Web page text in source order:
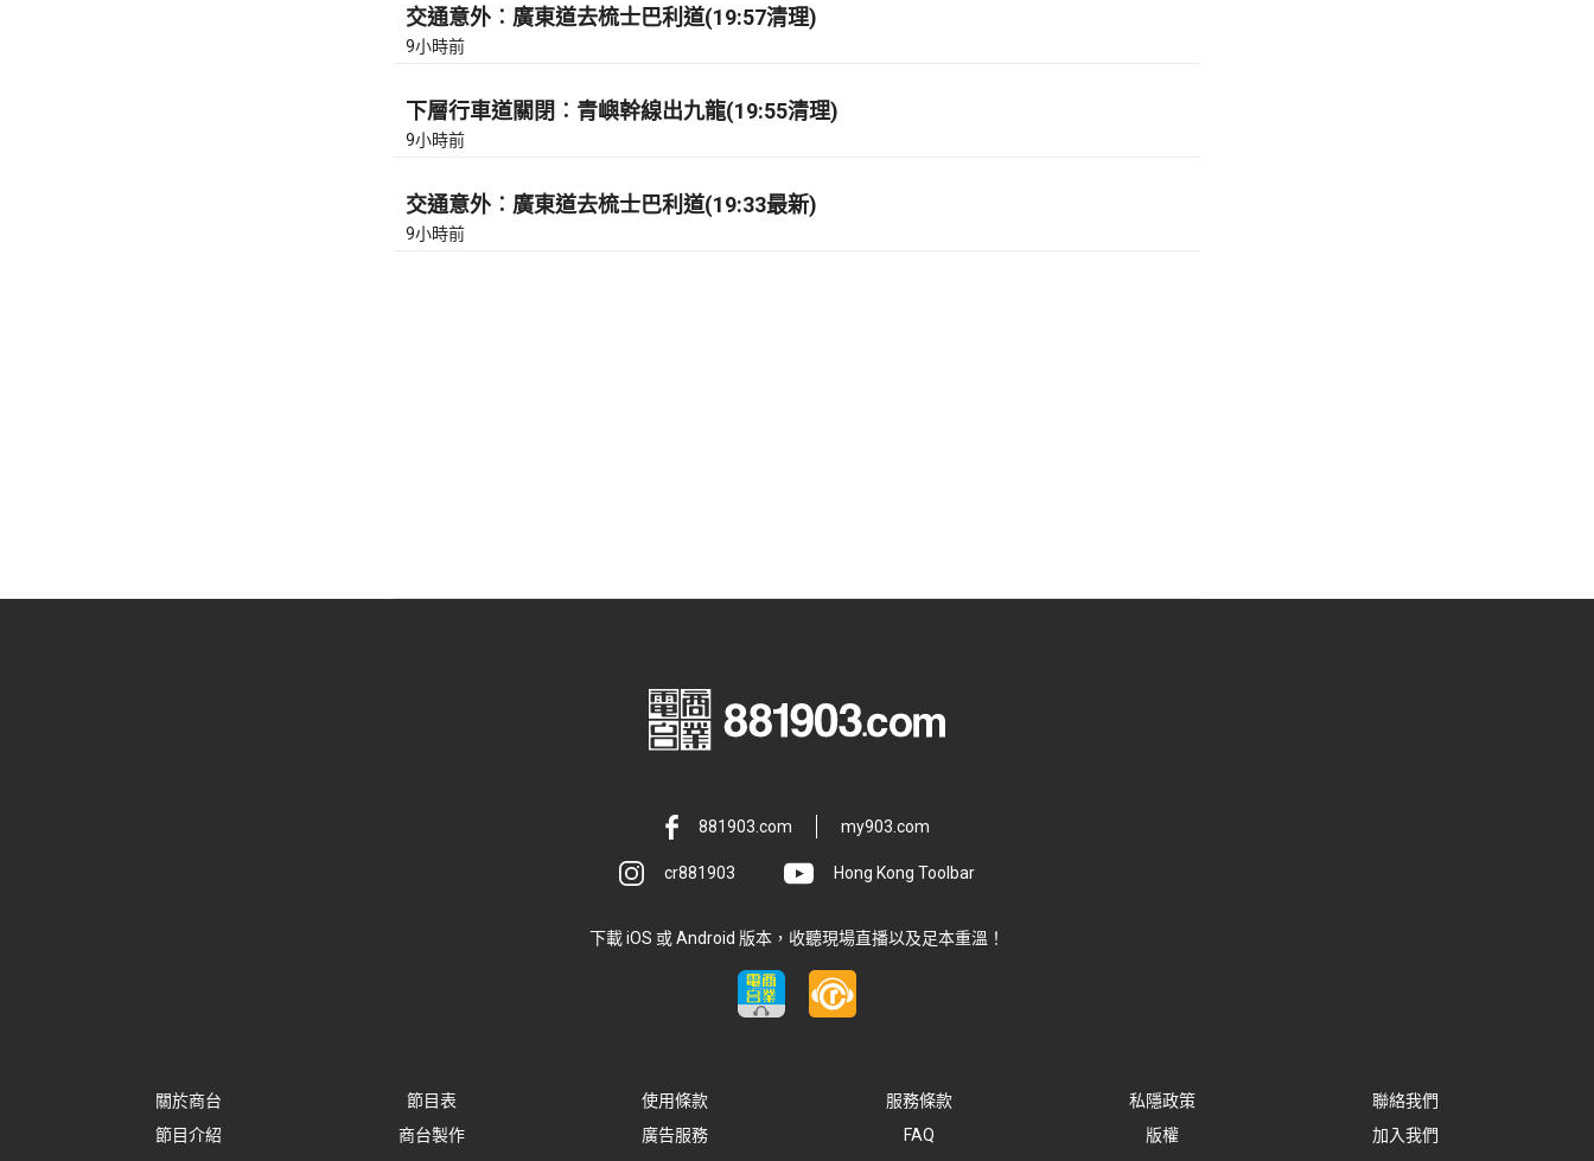
交通意外︰廣東道去梳士巴利道(19:57清理)
9小時前
下層行車道關閉︰青嶼幹線出九龍(19:55清理)
9小時前
交通意外︰廣東道去梳士巴利道(19:33最新)
9小時前
881903.com my903.com
cr881903 Hong Kong Toolbar
下載 iOS 或 Android 版本，收聽現場直播以及足本重溫！
關於商台 節目表 使用條款 服務條款 私隱政策
聯絡我們
節目介紹
商台製作 廣告服務 FAQ 版權 加入我們